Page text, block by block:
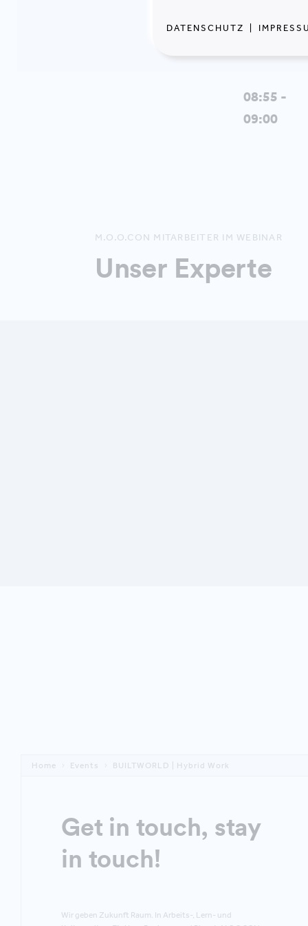
08:55 -
09:00
M.O.O.CON MITARBEITER IM WEBINAR
Unser Experte
Home Events BUILTWORLD | Hybrid Work
Get in touch, stay
in touch!
Wir geben Zukunft Raum. In Arbeits-, Lern- und
DATENSCHUTZ